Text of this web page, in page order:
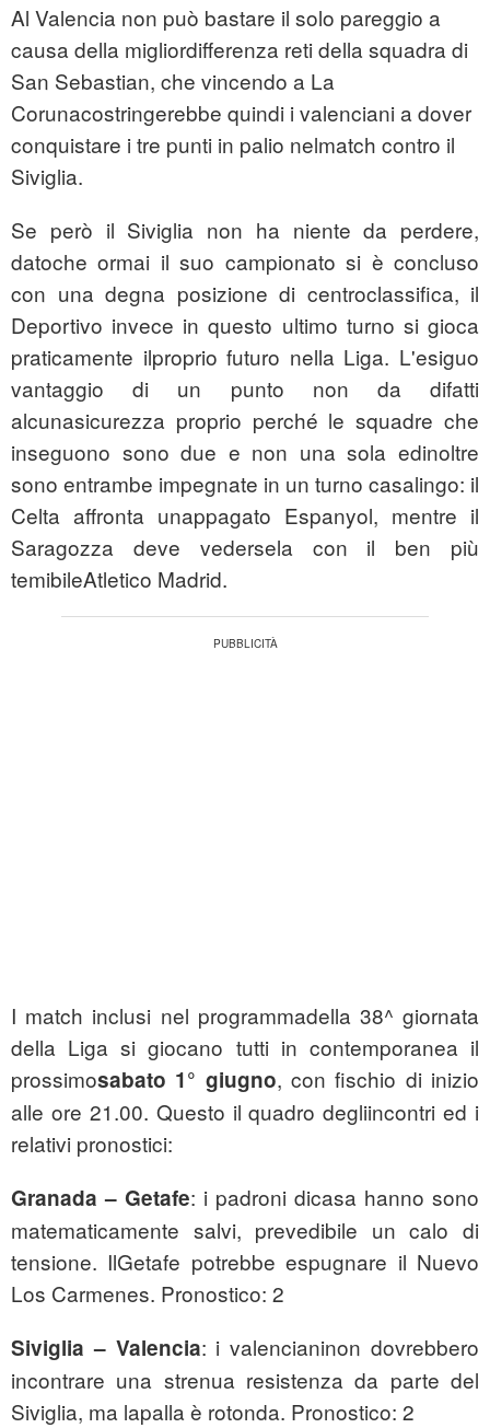
Al Valencia non può bastare il solo pareggio a
causa della migliordifferenza reti della squadra di
San Sebastian, che vincendo a La
Corunacostringerebbe quindi i valenciani a dover
conquistare i tre punti in palio nelmatch contro il
Siviglia.
Se però il Siviglia non ha niente da perdere,
datoche ormai il suo campionato si è concluso
con una degna posizione di centroclassifica, il
Deportivo invece in questo ultimo turno si gioca
praticamente ilproprio futuro nella Liga. L'esiguo
vantaggio di un punto non da difatti
alcunasicurezza proprio perché le squadre che
inseguono sono due e non una sola edinoltre
sono entrambe impegnate in un turno casalingo: il
Celta affronta unappagato Espanyol, mentre il
Saragozza deve vedersela con il ben più
temibileAtletico Madrid.
I match inclusi nel programmadella 38^ giornata
della Liga si giocano tutti in contemporanea il
prossimosabato 1° giugno, con fischio di inizio
alle ore 21.00. Questo il quadro degliincontri ed i
relativi pronostici:
Granada – Getafe: i padroni dicasa hanno sono
matematicamente salvi, prevedibile un calo di
tensione. IlGetafe potrebbe espugnare il Nuevo
Los Carmenes. Pronostico: 2
Siviglia – Valencia: i valencianinon dovrebbero
incontrare una strenua resistenza da parte del
Siviglia, ma lapalla è rotonda. Pronostico: 2